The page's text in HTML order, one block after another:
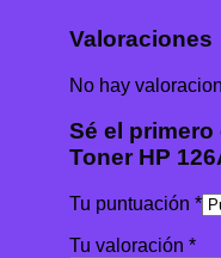
Valoraciones
No hay
Sé el
Toner HP
Tu puntuación *
Tu valoración *